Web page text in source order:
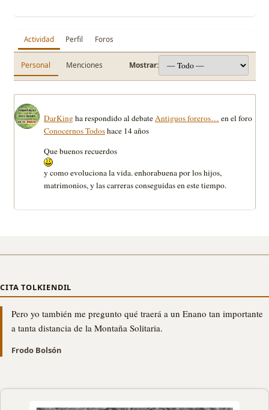
Actividad Perfil Foros
Personal Menciones Mostrar:
DarKingha respondido al debateAntiguos foreros… en el foro
Conocernos Todoshace 14 años
Que buenos recuerdos
y como evoluciona la vida. enhorabuena por los hijos,
matrimonios, y las carreras conseguidas en este tiempo.
CITA TOLKIENDIL
Pero yo también me pregunto qué traerá a un Enano tan importante
a tanta distancia de la Montaña Solitaria.
Frodo Bolsón